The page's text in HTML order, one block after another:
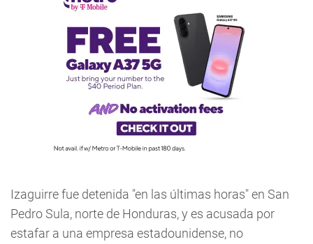
Izaguirre fue detenida "en las últimas horas" en San
Pedro Sula, norte de Honduras, y es acusada por
estafar a una empresa estadounidense, no